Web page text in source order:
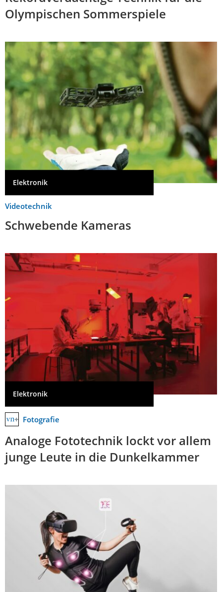
Olympischen Sommerspiele
Elektronik
Videotechnik
Schwebende Kameras
Elektronik
Fotografie
Analoge Fototechnik lockt vor allem
junge Leute in die Dunkelkammer